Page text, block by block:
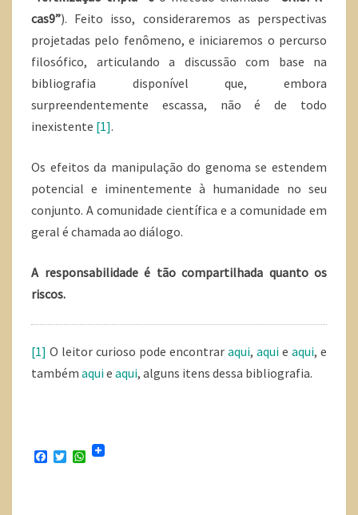
cas9”). Feito isso, consideraremos as perspectivas
projetadas pelo fenômeno, e iniciaremos o percurso
filosófico, articulando a discussão com base na
bibliografia disponível que, embora
surpreendentemente escassa, não é de todo
inexistente [1].
Os efeitos da manipulação do genoma se estendem
potencial e iminentemente à humanidade no seu
conjunto. A comunidade científica e a comunidade em
geral é chamada ao diálogo.
A responsabilidade é tão compartilhada quanto os
riscos.
[1] O leitor curioso pode encontrar aqui, aqui e aqui, e
também aquie aqui, alguns itens dessa bibliografia.
T
W